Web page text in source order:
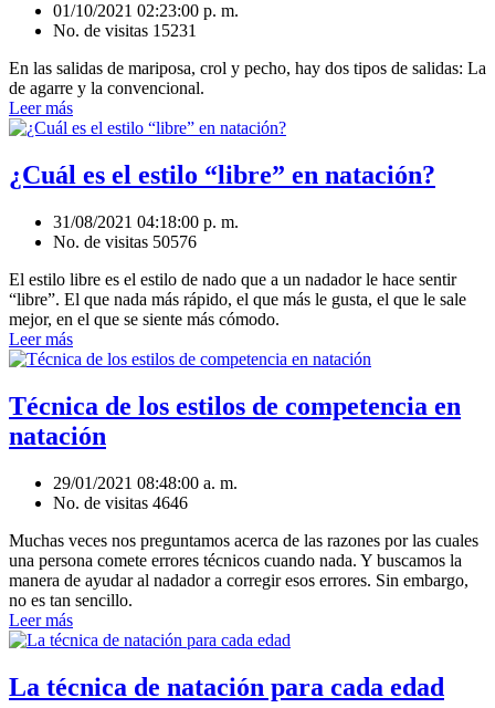
01/10/2021 02:23:00 p. m.
No. de visitas 15231
En las salidas de mariposa, crol y pecho, hay dos tipos de salidas: La
de agarre y la convencional.
Leer más
¿Cuál es el estilo “libre” en natación?
31/08/2021 04:18:00 p. m.
No. de visitas 50576
El estilo libre es el estilo de nado que a un nadador le hace sentir
“libre”. El que nada más rápido, el que más le gusta, el que le sale
mejor, en el que se siente más cómodo.
Leer más
Técnica de los estilos de competencia en
natación
29/01/2021 08:48:00 a. m.
No. de visitas 4646
Muchas veces nos preguntamos acerca de las razones por las cuales
una persona comete errores técnicos cuando nada. Y buscamos la
manera de ayudar al nadador a corregir esos errores. Sin embargo,
no es tan sencillo.
Leer más
La técnica de natación para cada edad